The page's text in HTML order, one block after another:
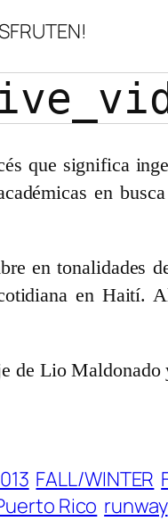
que significa
en
en tonalidades
en Haití.
de Lio Maldonado
FALL/WINTER
Rico runway